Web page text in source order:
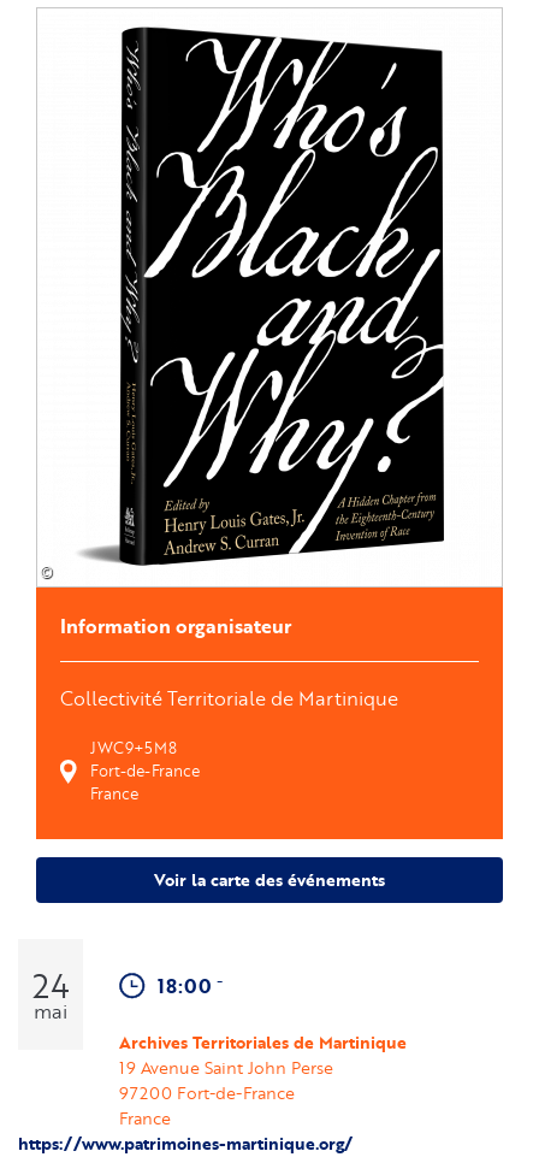
©
Information organisateur
Collectivité Territoriale de Martinique
JWC9+5M8
Fort-de-France
France
Voir la carte des événements
24
mai
18:00 -
Archives Territoriales de Martinique
19 Avenue Saint John Perse
97200 Fort-de-France
France
https://www.patrimoines-martinique.org/